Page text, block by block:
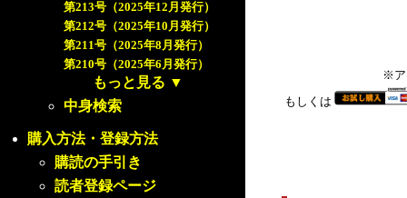
第213号（2025年12月発行）
第212号（2025年10月発行）
第211号（2025年8月発行）
第210号（2025年6月発行）
もっと見る ▼
中身検索
購入方法・登録方法
購読の手引き
読者登録ページ
※ア
もしくは